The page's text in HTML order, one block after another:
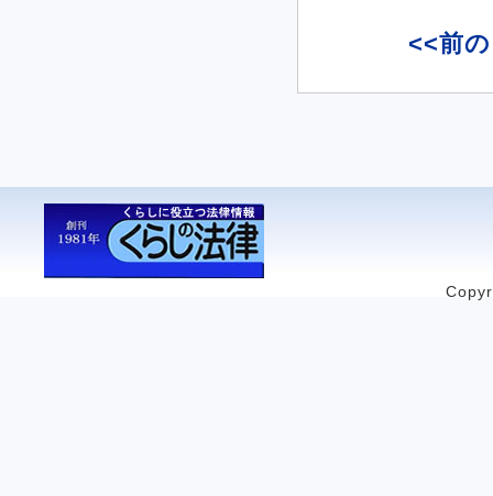
<<前